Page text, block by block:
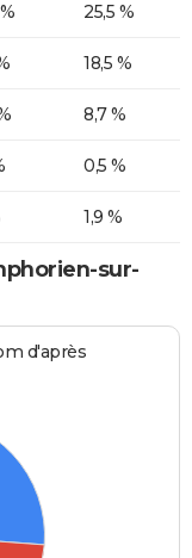
25,5 %
18,5 %
8,7 %
0,5 %
1,9 %
sur-
d'après